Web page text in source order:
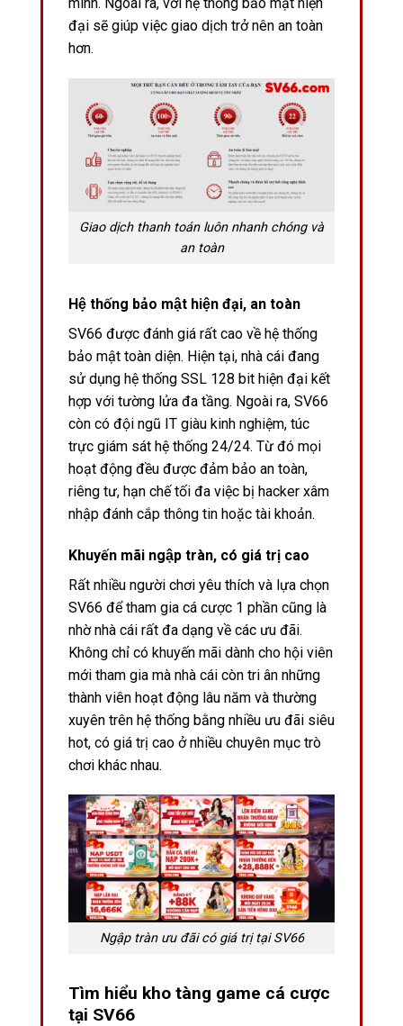
đại sẽ giúp việc giao dịch trở nên an toàn
hơn.
Giao dịch thanh toán luôn nhanh chóng và
an toàn
Hệ thống bảo mật hiện đại, an toàn
SV66 được đánh giá rất cao về hệ thống
bảo mật toàn diện. Hiện tại, nhà cái đang
sử dụng hệ thống SSL 128 bit hiện đại kết
hợp với tường lửa đa tầng. Ngoài ra, SV66
còn có đội ngũ IT giàu kinh nghiệm, túc
trực giám sát hệ thống 24/24. Từ đó mọi
hoạt động đều được đảm bảo an toàn,
riêng tư, hạn chế tối đa việc bị hacker xâm
nhập đánh cắp thông tin hoặc tài khoản.
Khuyến mãi ngập tràn, có giá trị cao
Rất nhiều người chơi yêu thích và lựa chọn
SV66 để tham gia cá cược 1 phần cũng là
nhờ nhà cái rất đa dạng về các ưu đãi.
Không chỉ có khuyến mãi dành cho hội viên
mới tham gia mà nhà cái còn tri ân những
thành viên hoạt động lâu năm và thường
xuyên trên hệ thống bằng nhiều ưu đãi siêu
hot, có giá trị cao ở nhiều chuyên mục trò
chơi khác nhau.
Ngập tràn ưu đãi có giá trị tại SV66
Tìm hiểu kho tàng game cá cược
tại SV66